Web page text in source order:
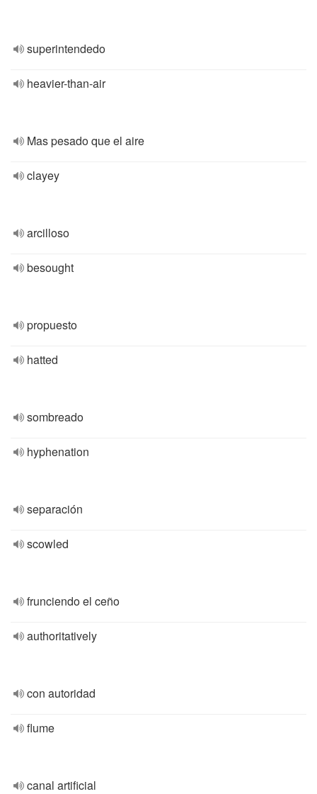
superintendedo
heavier-than-air
Mas pesado que el aire
clayey
arcilloso
besought
propuesto
hatted
sombreado
hyphenation
separación
scowled
frunciendo el ceño
authoritatively
con autoridad
flume
canal artificial